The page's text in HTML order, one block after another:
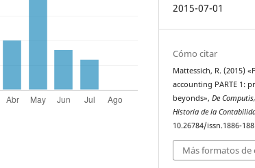
2015-07-01
Cómo citar
Mattessich, R. (2015)
accounting PARTE 1:
beyonds»,De
Historia de la
10.26784/issn.1886-
Más formatos de